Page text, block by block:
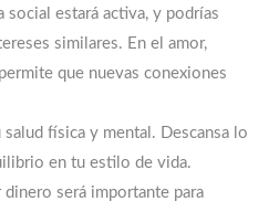
social estará activa, y podrías
similares. En el amor,
que nuevas conexiones
física y mental. Descansa lo
en tu estilo de vida.
dinero será importante para